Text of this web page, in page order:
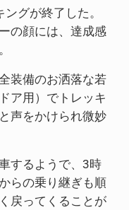
グが終了した。
の顔には、達成感
装備のお洒落な若
ア用）でトレッキ
声をかけられ微妙
するようで、3時
らの乗り継ぎも順
戻ってくることが